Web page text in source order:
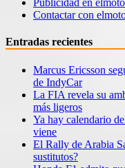
Contactar con
Entradas recientes
Marcus Ericsson
de IndyCar
La FIA revela su
más ligeros
Ya hay calendario
viene
El Rally de Arabia
sustitutos?